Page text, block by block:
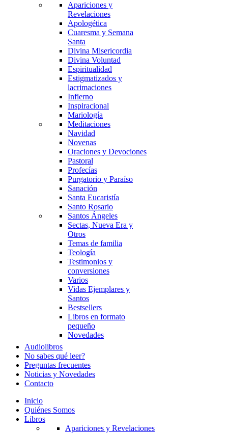
Apariciones y
Revelaciones
Apologética
Cuaresma y Semana
Santa
Divina Misericordia
Divina Voluntad
Espiritualidad
Estigmatizados y
lacrimaciones
Infierno
Inspiracional
Mariología
Meditaciones
Navidad
Novenas
Oraciones y Devociones
Pastoral
Profecías
Purgatorio y Paraíso
Sanación
Santa Eucaristía
Santo Rosario
Santos Ángeles
Sectas, Nueva Era y
Otros
Temas de familia
Teología
Testimonios y
conversiones
Varios
Vidas Ejemplares y
Santos
Bestsellers
Libros en formato
pequeño
Novedades
Audiolibros
No sabes qué leer?
Preguntas frecuentes
Noticias y Novedades
Contacto
Inicio
Quiénes Somos
Libros
Apariciones y Revelaciones